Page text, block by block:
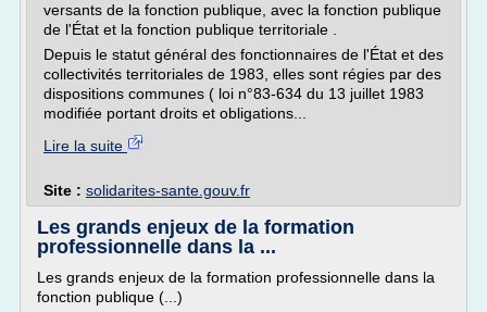
versants de la fonction publique, avec la fonction publique
de l'État et la fonction publique territoriale .
Depuis le statut général des fonctionnaires de l'État et des
collectivités territoriales de 1983, elles sont régies par des
dispositions communes ( loi n°83-634 du 13 juillet 1983
modifiée portant droits et obligations...
Lire la suite
Site : solidarites-sante.gouv.fr
Les grands enjeux de la formation
professionnelle dans la ...
Les grands enjeux de la formation professionnelle dans la
fonction publique (...)